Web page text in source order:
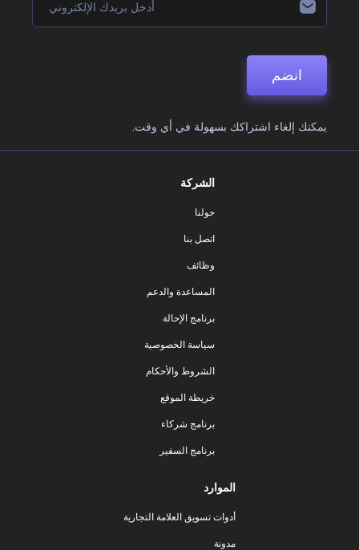
انضم
يمكنك إلغاء اشتراكك بسهولة في أي وقت.
الشركة
حولنا
اتصل بنا
وظائف
المساعدة والدعم
برنامج الإحالة
سياسة الخصوصية
الشروط والأحكام
خريطة الموقع
برنامج شركاء
برنامج السفير
الموارد
أدوات تسويق العلامة التجارية
مدونة